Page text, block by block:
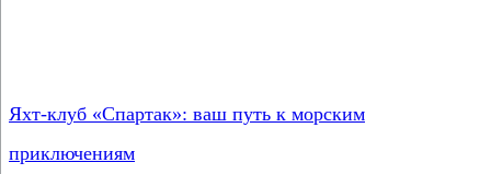
Яхт-клуб «Спартак»: ваш путь к морским
приключениям